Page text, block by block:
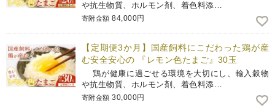
や抗生物質、ホルモン剤、着色料添…
寄附金額 84,000円
【定期便3か月】国産飼料にこだわった鶏が産
む安全安心の 『レモン色たまご』30玉
鶏が健康に過ごせる環境を大切にし、輸入穀物
や抗生物質、ホルモン剤、着色料添…
寄附金額 30,000円